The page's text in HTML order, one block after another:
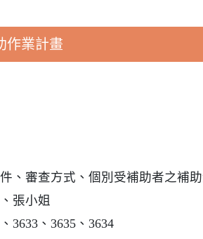
作業計畫
、審查方式、個別受補助者之補
張小姐
3633、3635、3634